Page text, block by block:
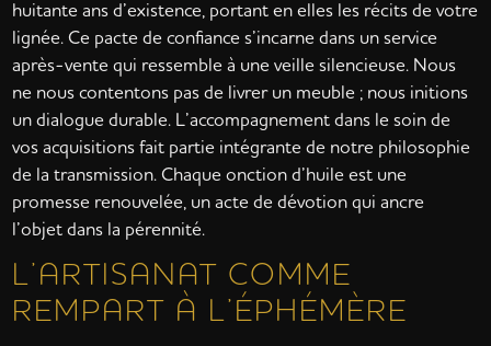
huitante ans d’existence, portant en elles les récits de votre
lignée. Ce pacte de confiance s’incarne dans un service
après-vente qui ressemble à une veille silencieuse. Nous
ne nous contentons pas de livrer un meuble ; nous initions
un dialogue durable. L’accompagnement dans le soin de
vos acquisitions fait partie intégrante de notre philosophie
de la transmission. Chaque onction d’huile est une
promesse renouvelée, un acte de dévotion qui ancre
l’objet dans la pérennité.
L’ARTISANAT COMME
REMPART À L’ÉPHÉMÈRE